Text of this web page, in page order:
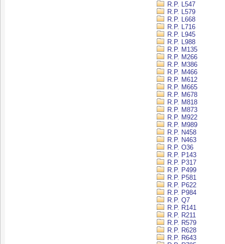
R.P. L547
R.P. L579
R.P. L668
R.P. L716
R.P. L945
R.P. L988
R.P. M135
R.P. M266
R.P. M386
R.P. M466
R.P. M612
R.P. M665
R.P. M678
R.P. M818
R.P. M873
R.P. M922
R.P. M989
R.P. N458
R.P. N463
R.P. O36
R.P. P143
R.P. P317
R.P. P499
R.P. P581
R.P. P622
R.P. P984
R.P. Q7
R.P. R141
R.P. R211
R.P. R579
R.P. R628
R.P. R643